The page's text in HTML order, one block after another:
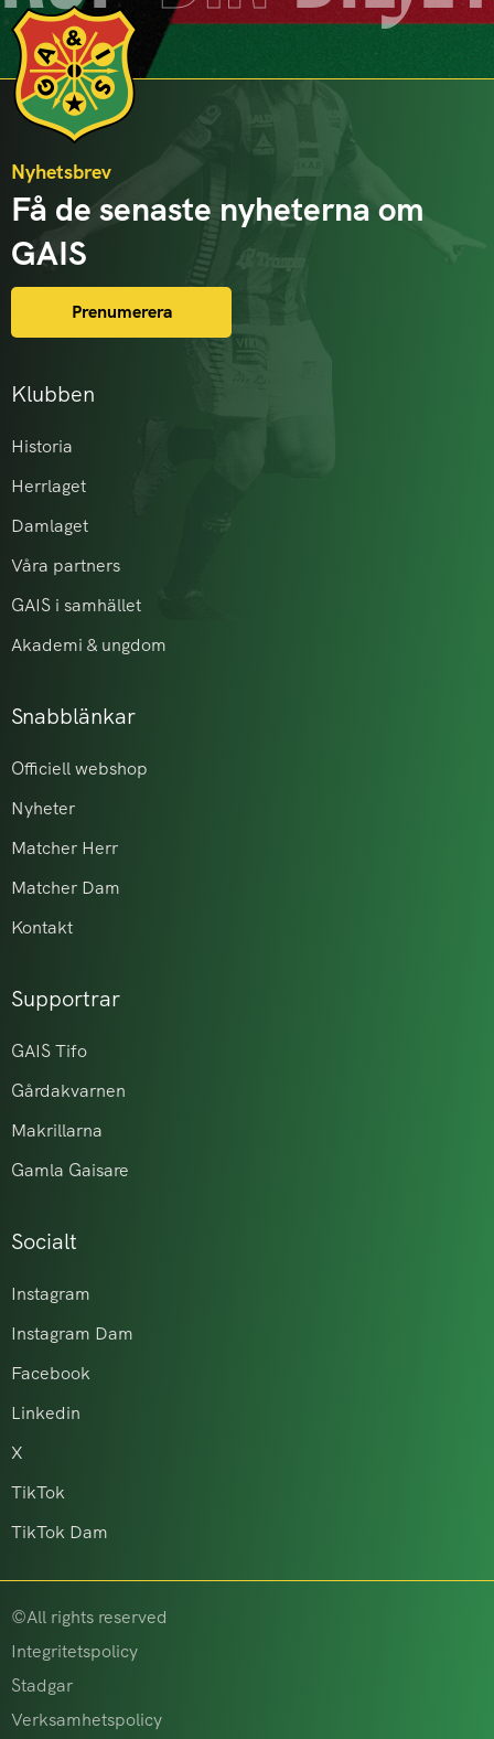
Klubben
Historia
Herrlaget
Damlaget
Våra partners
GAIS i samhället
Akademi & ungdom
Snabblänkar
Officiell webshop
Nyheter
Matcher Herr
Matcher Dam
Kontakt
Supportrar
GAIS Tifo
Gårdakvarnen
Makrillarna
Gamla Gaisare
Socialt
Instagram
Instagram Dam
Facebook
Linkedin
X
TikTok
TikTok Dam
Nyhetsbrev
Få de senaste nyheterna om
GAIS
Prenumerera
©All rights reserved
Integritetspolicy
Stadgar
Verksamhetspolicy